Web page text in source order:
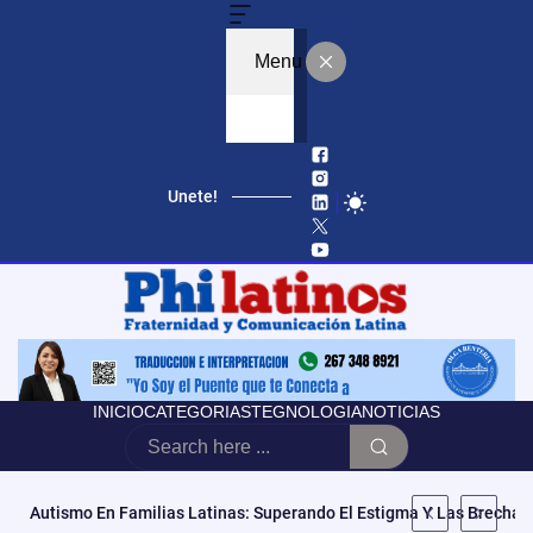
Menu
Unete!
INICIOCATEGORIASTEGNOLOGIANOTICIAS
«No Es Vencer Tus Cargas, Es Abrazarlas»: Mila La Morena